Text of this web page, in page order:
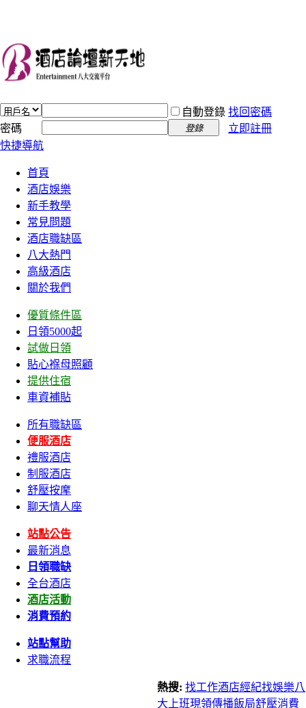
自動登錄 找回密碼
密碼
登錄
立即註冊
快捷導航
首頁
酒店娛樂
新手教學
常見問題
酒店職缺區
八大熱門
高級酒店
關於我們
優質條件區
日領5000起
試做日領
貼心褓母照顧
提供住宿
車資補貼
所有職缺區
便服酒店
禮服酒店
制服酒店
舒壓按摩
聊天情人座
站點公告
最新消息
日領職缺
全台酒店
酒店活動
消費預約
站點幫助
求職流程
熱搜: 找工作酒店經紀找娛樂八
大上班現領傳播飯局舒壓消費